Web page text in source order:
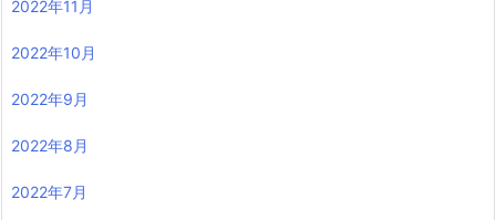
2022年11月
2022年10月
2022年9月
2022年8月
2022年7月